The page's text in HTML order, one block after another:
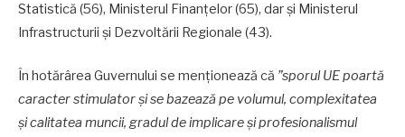
Statistică (56), Ministerul Finanțelor (65), dar și Ministerul
Infrastructurii și Dezvoltării Regionale (43).
În hotărârea Guvernului se menționează că ”sporul UE poartă
caracter stimulator și se bazează pe volumul, complexitatea
și calitatea muncii, gradul de implicare și profesionalismul